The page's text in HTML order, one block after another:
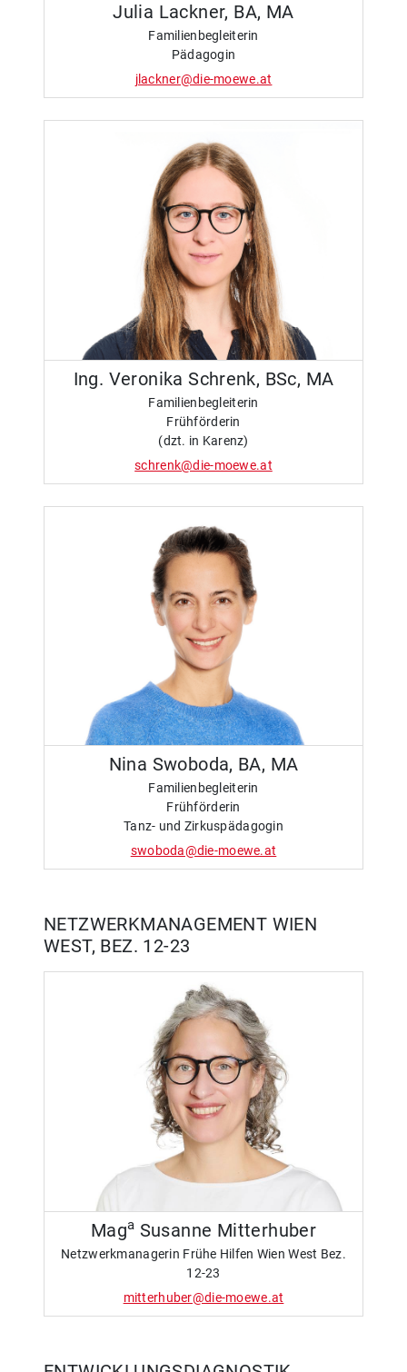
Julia Lackner, BA, MA
Familienbegleiterin
Pädagogin
jlackner@die-moewe.at
Ing. Veronika Schrenk, BSc, MA
Familienbegleiterin
Frühförderin
(dzt. in Karenz)
schrenk@die-moewe.at
Nina Swoboda, BA, MA
Familienbegleiterin
Frühförderin
Tanz- und Zirkuspädagogin
swoboda@die-moewe.at
NETZWERKMANAGEMENT WIEN
WEST, BEZ. 12-23
Maga Susanne Mitterhuber
Netzwerkmanagerin Frühe Hilfen Wien West Bez.
12-23
mitterhuber@die-moewe.at